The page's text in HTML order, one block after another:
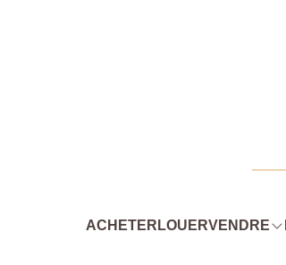
ACHETER LOUERVENDRE